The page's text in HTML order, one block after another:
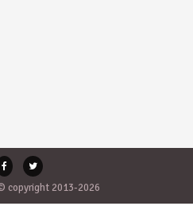
copyright 2013-2026